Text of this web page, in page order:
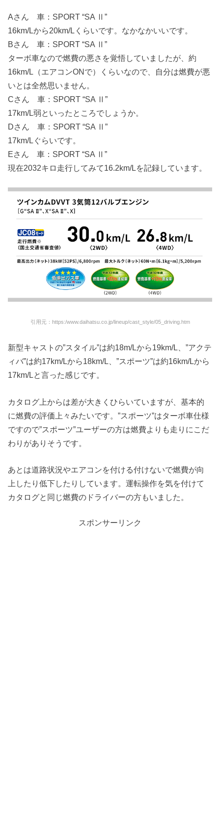
Aさん 車：SPORT “SA Ⅱ”
16km/Lから20km/Lくらいです。なかなかいいです。
Bさん 車：SPORT “SA Ⅱ”
ターボ車なので燃費の悪さを覚悟していましたが、約
16km/L（エアコンONで）くらいなので、自分は燃費が悪
いとは全然思いません。
Cさん 車：SPORT “SA Ⅱ”
17km/L弱といったところでしょうか。
Dさん 車：SPORT “SA Ⅱ”
17km/Lぐらいです。
Eさん 車：SPORT “SA Ⅱ”
現在2032キロ走行してみて16.2km/Lを記録しています。
引用元：https:/www.daihatsu.co.jp/lineup/cast_style/05_driving.htm
新型キャストの”スタイル”は約18m/Lから19km/L、”アクテ
ィバ”は約17km/Lから18km/L、”スポーツ”は約16km/Lから
17km/Lと言った感じです。
カタログ上からは差が大きくひらいていますが、基本的
に燃費の評価上々みたいです。”スポーツ”はターボ車仕様
ですので”スポーツ”ユーザーの方は燃費よりも走りにこだ
わりがありそうです。
あとは道路状況やエアコンを付ける付けないで燃費が向
上したり低下したりしています。運転操作を気を付けて
カタログと同じ燃費のドライバーの方もいました。
スポンサーリンク